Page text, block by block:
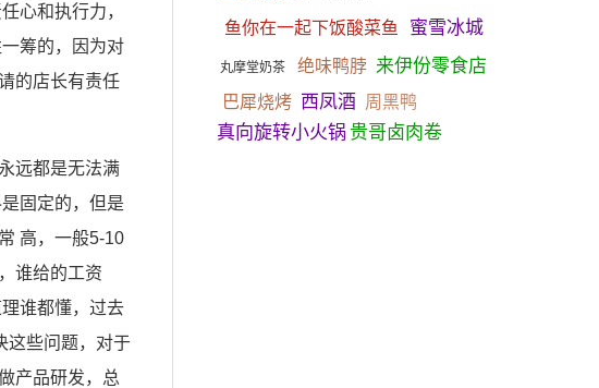
心和执行力，
筹的，因为对
的店长有责任
远都是无法满
固定的，但是
高，一般5-10
谁给的工资
谁都懂，过去
这些问题，对于
产品研发，总
鱼你在一起下饭酸菜鱼 蜜雪冰城
丸摩堂奶茶 绝味鸭脖 来伊份零食店
巴犀烧烤 西凤酒 周黑鸭
真向旋转小火锅 贵哥卤肉卷